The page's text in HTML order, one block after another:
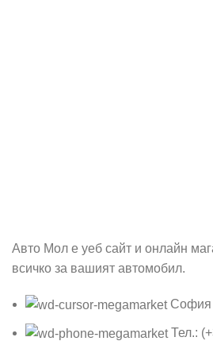
Авто Мол е уеб сайт и онлайн
всичко за вашият автомобил.
София
Тел.: